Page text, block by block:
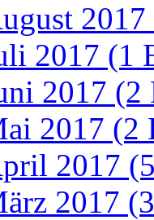
2017 (1
2017 (2
2017 (2
2017
2017